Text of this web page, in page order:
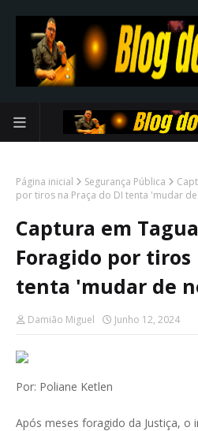
Página inicial Segurança Pública
por tiros na Praça do DI tenta 'mudar
Captura em
Foragido por tiros
tenta 'mudar de
Damião Miguel Junho 12, 2024
Por: Poliane Ketlen
Após meses foragido da Justiça, o